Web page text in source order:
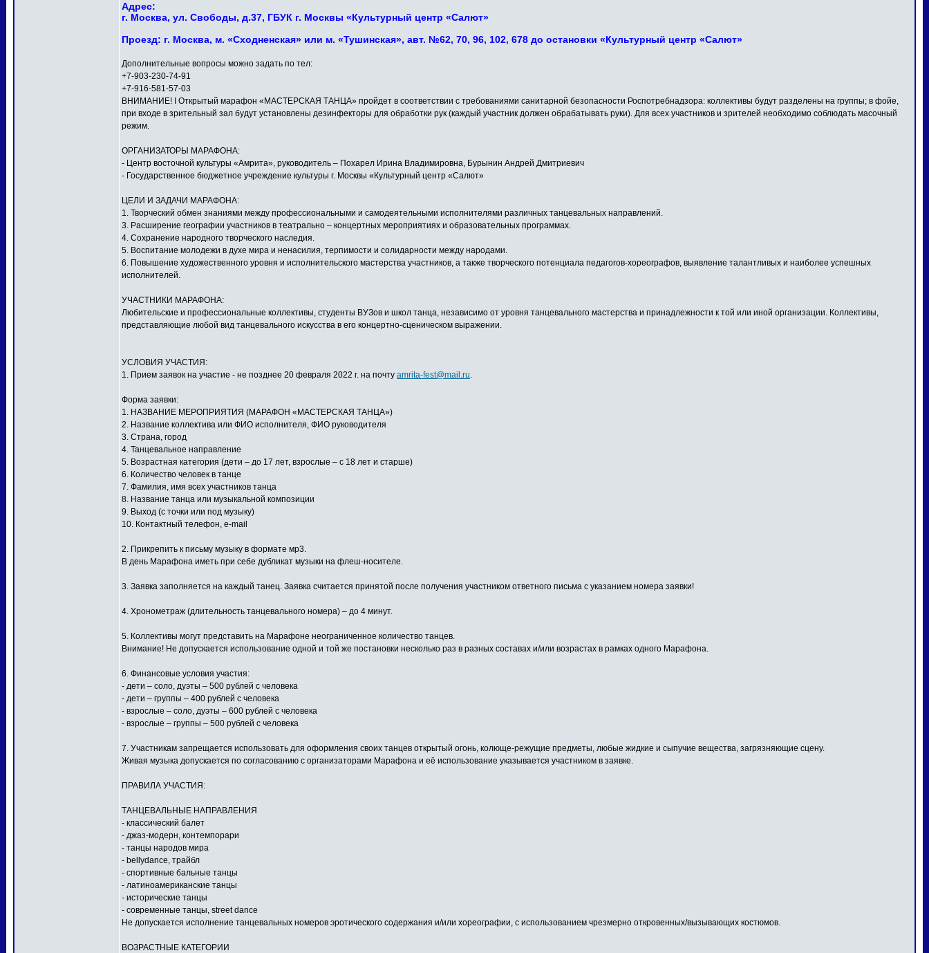
Адрес:
г. Москва, ул. Свободы, д.37, ГБУК г. Москвы «Культурный центр «Салют»
Проезд: г. Москва, м. «Сходненская» или м. «Тушинская», авт. №62, 70, 96, 102, 678 до остановки «Культурный центр «Салют»
Дополнительные вопросы можно задать по тел:
+7-903-230-74-91
+7-916-581-57-03
ВНИМАНИЕ! I Открытый марафон «МАСТЕРСКАЯ ТАНЦА» пройдет в соответствии с требованиями санитарной безопасности Роспотребнадзора: коллективы будут разделены на группы; в фойе,
при входе в зрительный зал будут установлены дезинфекторы для обработки рук (каждый участник должен обрабатывать руки). Для всех участников и зрителей необходимо соблюдать масочный
режим.
ОРГАНИЗАТОРЫ МАРАФОНА:
- Центр восточной культуры «Амрита», руководитель – Похарел Ирина Владимировна, Бурынин Андрей Дмитриевич
- Государственное бюджетное учреждение культуры г. Москвы «Культурный центр «Салют»
ЦЕЛИ И ЗАДАЧИ МАРАФОНА:
1. Творческий обмен знаниями между профессиональными и самодеятельными исполнителями различных танцевальных направлений.
3. Расширение географии участников в театрально – концертных мероприятиях и образовательных программах.
4. Сохранение народного творческого наследия.
5. Воспитание молодежи в духе мира и ненасилия, терпимости и солидарности между народами.
6. Повышение художественного уровня и исполнительского мастерства участников, а также творческого потенциала педагогов-хореографов, выявление талантливых и наиболее успешных
исполнителей.
УЧАСТНИКИ МАРАФОНА:
Любительские и профессиональные коллективы, студенты ВУЗов и школ танца, независимо от уровня танцевального мастерства и принадлежности к той или иной организации. Коллективы,
представляющие любой вид танцевального искусства в его концертно-сценическом выражении.
УСЛОВИЯ УЧАСТИЯ:
1. Прием заявок на участие - не позднее 20 февраля 2022 г. на почту amrita-fest@mail.ru.
Форма заявки:
1. НАЗВАНИЕ МЕРОПРИЯТИЯ (МАРАФОН «МАСТЕРСКАЯ ТАНЦА»)
2. Название коллектива или ФИО исполнителя, ФИО руководителя
3. Страна, город
4. Танцевальное направление
5. Возрастная категория (дети – до 17 лет, взрослые – с 18 лет и старше)
6. Количество человек в танце
7. Фамилия, имя всех участников танца
8. Название танца или музыкальной композиции
9. Выход (с точки или под музыку)
10. Контактный телефон, e-mail
2. Прикрепить к письму музыку в формате мр3.
В день Марафона иметь при себе дубликат музыки на флеш-носителе.
3. Заявка заполняется на каждый танец. Заявка считается принятой после получения участником ответного письма с указанием номера заявки!
4. Хронометраж (длительность танцевального номера) – до 4 минут.
5. Коллективы могут представить на Марафоне неограниченное количество танцев.
Внимание! Не допускается использование одной и той же постановки несколько раз в разных составах и/или возрастах в рамках одного Марафона.
6. Финансовые условия участия:
- дети – соло, дуэты – 500 рублей с человека
- дети – группы – 400 рублей с человека
- взрослые – соло, дуэты – 600 рублей с человека
- взрослые – группы – 500 рублей с человека
7. Участникам запрещается использовать для оформления своих танцев открытый огонь, колюще-режущие предметы, любые жидкие и сыпучие вещества, загрязняющие сцену.
Живая музыка допускается по согласованию с организаторами Марафона и её использование указывается участником в заявке.
ПРАВИЛА УЧАСТИЯ:
ТАНЦЕВАЛЬНЫЕ НАПРАВЛЕНИЯ
- классический балет
- джаз-модерн, контемпорари
- танцы народов мира
- bellydance, трайбл
- спортивные бальные танцы
- латиноамериканские танцы
- исторические танцы
- современные танцы, street dance
Не допускается исполнение танцевальных номеров эротического содержания и/или хореографии, с использованием чрезмерно откровенных/вызывающих костюмов.
ВОЗРАСТНЫЕ КАТЕГОРИИ